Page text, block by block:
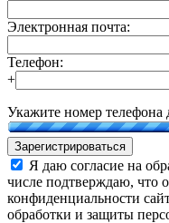
Электронная почта:
Телефон:
+
Укажите номер телефона
Зарегистрироваться
Я даю согласие на
числе подтверждаю, что
конфиденциальности
обработки и защиты